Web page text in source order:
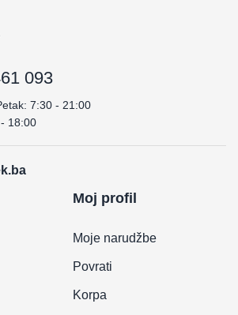
093
7:30 - 21:00
18:00
Moj profil
Moje narudžbe
Povrati
Korpa